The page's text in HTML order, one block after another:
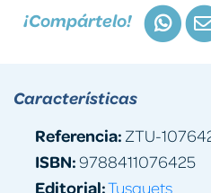
¡Compártelo!
Características
Referencia: ZTU-
ISBN:9788411076425
Editorial:Tusquets